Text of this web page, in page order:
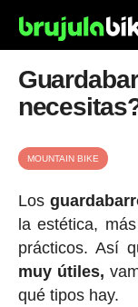
MOUNTAIN BIKE
Los
la estética,
prácticos. Así
muy útiles,
qué tipos hay.